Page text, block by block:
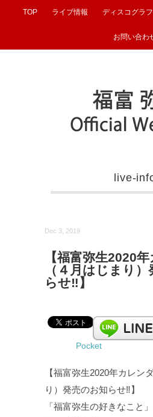
TOP ライブ情報 ディスコグラ
お問い合わ
live-
Dec 3, 2019
【福富弥生2020
（４月はじまり
らせ‼︎】
Pocket
【福富弥生2020年カレン
り）発売のお知らせ‼︎】
「福富弥生の好きなこと